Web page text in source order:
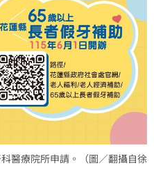
醫療院所申請。（圖／翻攝自徐